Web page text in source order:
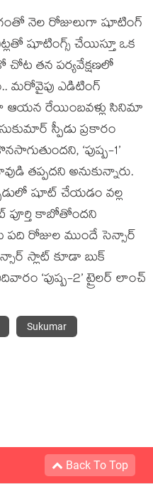
నెల రోజులుగా షూటింగ్
షూటింగ్స్ చేయిస్తూ ఒక
చోట తన పర్యవేక్షణలో
మరోవైపు ఎడిటింగ్
ఆయన రేయింబవళ్లు సినిమా
స్పీడు ప్రకారం
‘పుష్ప-1’
తప్పదని అనుకున్నారు.
షూట్ చేయడం వల్ల
పూర్తి కాబోతోందని
రోజుల ముందే సెన్సార్
స్లాట్ కూడా బుక్
‘పుష్ప-2’ ట్రైలర్ లాంచ్
Sukumar
Back To Top